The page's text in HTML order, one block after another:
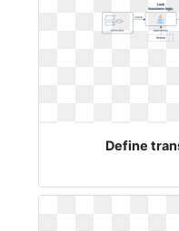
Define